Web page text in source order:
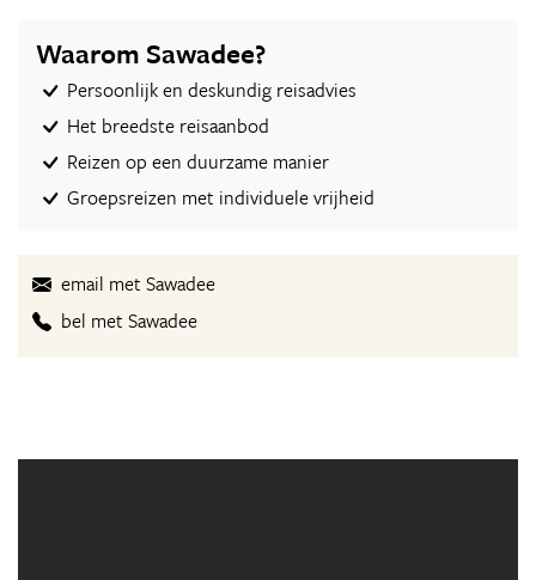
Waarom Sawadee?
Persoonlijk en deskundig reisadvies
Het breedste reisaanbod
Reizen op een duurzame manier
Groepsreizen met individuele vrijheid
email met Sawadee
bel met Sawadee